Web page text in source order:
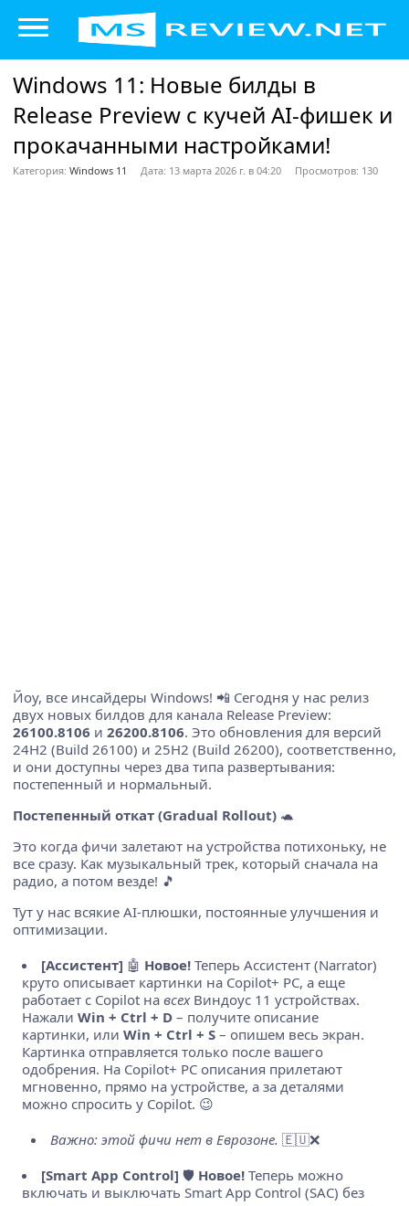
Windows 11: Новые билды в
Release Preview с кучей AI-фишек и
прокачанными настройками!
Категория: Windows 11 Дата: 13 марта 2026 г. в 04:20 Просмотров: 130
Йоу, все инсайдеры Windows! 📲 Сегодня у нас релиз
двух новых билдов для канала Release Preview:
26100.8106 и 26200.8106. Это обновления для версий
24H2 (Build 26100) и 25H2 (Build 26200), соответственно,
и они доступны через два типа развертывания:
постепенный и нормальный.
Постепенный откат (Gradual Rollout) 🐢
Это когда фичи залетают на устройства потихоньку, не
все сразу. Как музыкальный трек, который сначала на
радио, а потом везде! 🎵
Тут у нас всякие AI-плюшки, постоянные улучшения и
оптимизации.
[Ассистент] 🤖 Новое! Теперь Ассистент (Narrator)
круто описывает картинки на Copilot+ PC, а еще
работает с Copilot на всехВиндоус 11 устройствах.
Нажали Win + Ctrl + D – получите описание
картинки, или Win + Ctrl + S – опишем весь экран.
Картинка отправляется только после вашего
одобрения. На Copilot+ PC описания прилетают
мгновенно, прямо на устройстве, а за деталями
можно спросить у Copilot. 😉
Важно: этой фичи нет в Еврозоне. 🇪🇺❌
[Smart App Control] 🛡️ Новое! Теперь можно
включать и выключать Smart App Control (SAC) без